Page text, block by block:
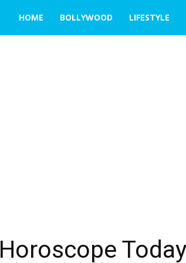
THE
HOME BOLLYWOOD LIFESTYLE
Horoscope